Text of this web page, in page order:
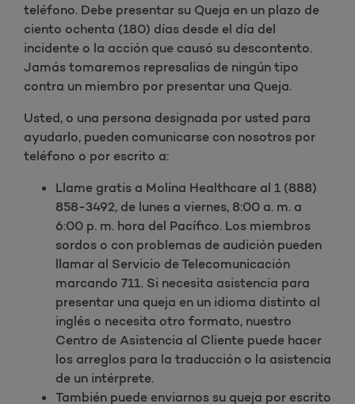
teléfono. Debe presentar su Queja en un plazo de
ciento ochenta (180) días desde el día del
incidente o la acción que causó su descontento.
Jamás tomaremos represalias de ningún tipo
contra un miembro por presentar una Queja.
Usted, o una persona designada por usted para
ayudarlo, pueden comunicarse con nosotros por
teléfono o por escrito a:
Llame gratis a Molina Healthcare al 1 (888)
858-3492, de lunes a viernes, 8:00 a. m. a
6:00 p. m. hora del Pacífico. Los miembros
sordos o con problemas de audición pueden
llamar al Servicio de Telecomunicación
marcando 711. Si necesita asistencia para
presentar una queja en un idioma distinto al
inglés o necesita otro formato, nuestro
Centro de Asistencia al Cliente puede hacer
los arreglos para la traducción o la asistencia
de un intérprete.
También puede enviarnos su queja por escrito